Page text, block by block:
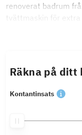
renoverat badrum
tvättmaskin för extra
Räkna på ditt
Kontantinsats